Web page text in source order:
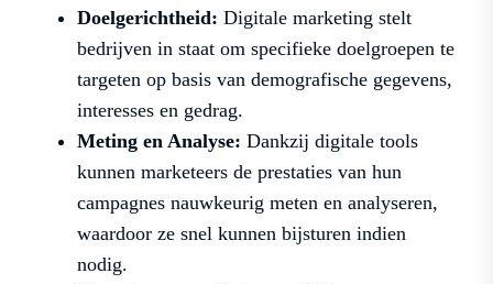
Doelgerichtheid: Digitale marketing stelt
bedrijven in staat om specifieke doelgroepen te
targeten op basis van demografische gegevens,
interesses en gedrag.
Meting en Analyse: Dankzij digitale tools
kunnen marketeers de prestaties van hun
campagnes nauwkeurig meten en analyseren,
waardoor ze snel kunnen bijsturen indien
nodig.